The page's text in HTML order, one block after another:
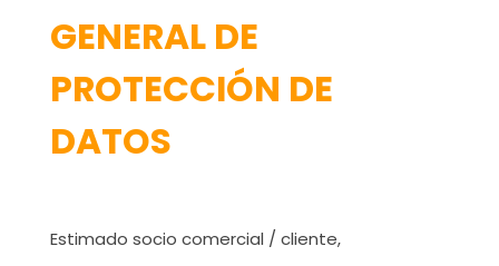
GENERAL DE
PROTECCIÓN DE
DATOS
Estimado socio comercial / cliente,